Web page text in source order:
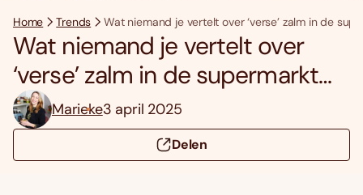
Home Trends Wat niemand je vertelt over ‘verse’ zalm in de
Wat niemand je vertelt over
‘verse’ zalm in de supermarkt…
Marieke3 april 2025
Delen